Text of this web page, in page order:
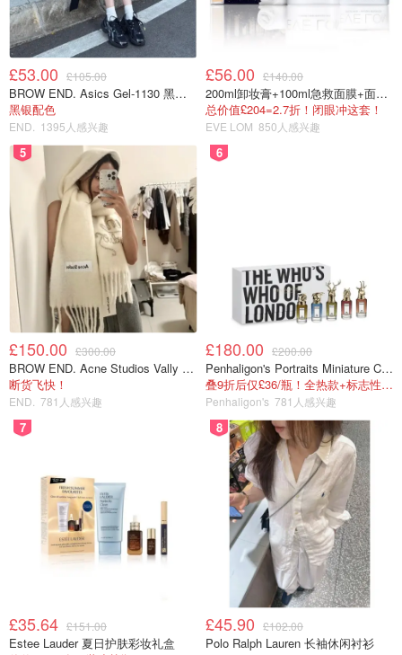
面乳，质地偏黏稠，内含烟酰胺，可有效清洁毛孔的污垢和
油脂，防止毛孔阻塞，洁完面后虽木有搓盘子般的拔干感
jo，但对于沙漠干皮来说保湿力度不是很够喲🙃
卡卡的平行时空 查看原帖
提到E.L.F 大家一定不陌生，Target 里随处可见，在米国贵
如天的化妆刷里他们家的真的 Super Hydrate Moisturizer 紫
色的包装，微不可闻的清香。透明啫喱质地，上脸还挺清爽
的，非常容易推开。油皮可以放心使用。成分里含有角鲨
烷，可以有效补水保湿，增强皮肤弹力。使用后也可以明显
看到手背上的干纹不见了。
£53.00 £105.00
BROW END. Asics Gel-1130 黑色运动鞋
黑银配色
END. 1395人感兴趣
£56.00 £140.00
200ml卸妆膏+100ml急救面膜+面霜+洁颜布
总价值£204=2.7折！闭眼冲这套！
EVE LOM 850人感兴趣
5
£150.00 £300.00
BROW END. Acne Studios Vally 刺绣围巾 白色
断货飞快！
END. 781人感兴趣
6
£180.00 £200.00
Penhaligon's Portraits Miniature Collection 香氛套装 5瓶装
叠9折后仅£36/瓶！全热款+标志性兽首头
Penhaligon's 781人感兴趣
7
£35.64 £151.00
Estee Lauder 夏日护肤彩妆礼盒
8
£45.90 £102.00
Polo Ralph Lauren 长袖休闲衬衫